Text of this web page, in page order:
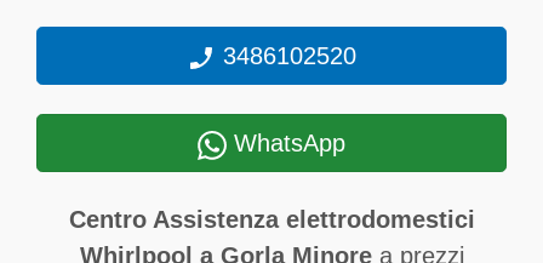
3486102520
WhatsApp
Centro Assistenza elettrodomestici
Whirlpool a Gorla Minorea prezzi